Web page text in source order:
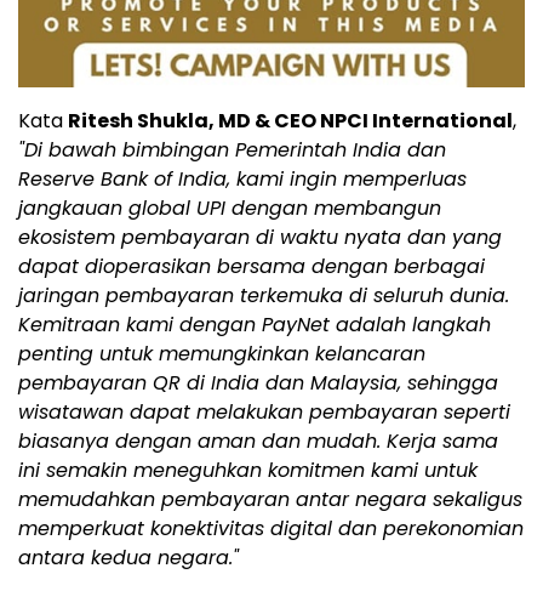
Kata Ritesh Shukla, MD & CEO NPCI International,
"Di bawah bimbingan Pemerintah India dan
Reserve Bank of India, kami ingin memperluas
jangkauan global UPI dengan membangun
ekosistem pembayaran di waktu nyata dan yang
dapat dioperasikan bersama dengan berbagai
jaringan pembayaran terkemuka di seluruh dunia.
Kemitraan kami dengan PayNet adalah langkah
penting untuk memungkinkan kelancaran
pembayaran QR di India dan Malaysia, sehingga
wisatawan dapat melakukan pembayaran seperti
biasanya dengan aman dan mudah. Kerja sama
ini semakin meneguhkan komitmen kami untuk
memudahkan pembayaran antar negara sekaligus
memperkuat konektivitas digital dan perekonomian
antara kedua negara."